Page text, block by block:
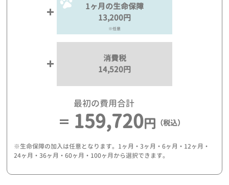
1ヶ月の生命保障
13,200円
※任意
消費税
14,520円
最初の費用合計
159,720円 （税込）
※生命保障の加入は任意となります。1ヶ月・3ヶ月・6ヶ月・12ヶ月・
24ヶ月・36ヶ月・60ヶ月・100ヶ月から選択できます。